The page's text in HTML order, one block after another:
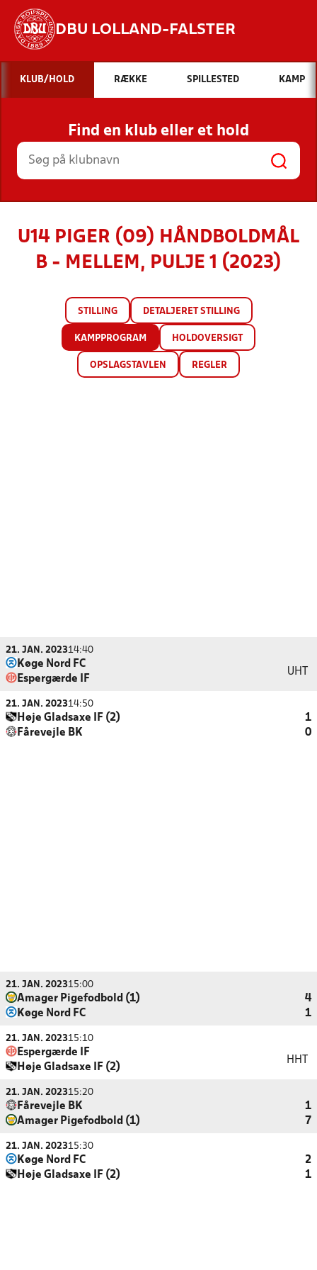
DBU LOLLAND-FALSTER
Hvad vil du søge efter?
INDHOLD OG NYHEDER
STILLINGER, RESULTATER, KLUBBER OG
HOLD
KLUB/HOLD RÆKKE SPILLESTED KAMP
Find en klub eller et hold
U14 PIGER (09) HÅNDBOLDMÅL
B - MELLEM, PULJE 1 (2023)
STILLING DETALJERET STILLING
KAMPPROGRAM HOLDOVERSIGT
OPSLAGSTAVLEN REGLER
21. JAN. 202314:40
Køge Nord FC
Espergærde IF
UHT
21. JAN. 202314:50
Høje Gladsaxe IF (2)
1
Fårevejle BK
0
21. JAN. 202315:00
Amager Pigefodbold (1)
4
Køge Nord FC
1
21. JAN. 202315:10
Espergærde IF
Høje Gladsaxe IF (2)
HHT
21. JAN. 202315:20
Fårevejle BK
1
Amager Pigefodbold (1)
7
21. JAN. 202315:30
Køge Nord FC
2
Høje Gladsaxe IF (2)
1